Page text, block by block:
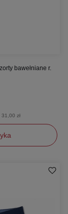
bawełniane r.
31,00 zł